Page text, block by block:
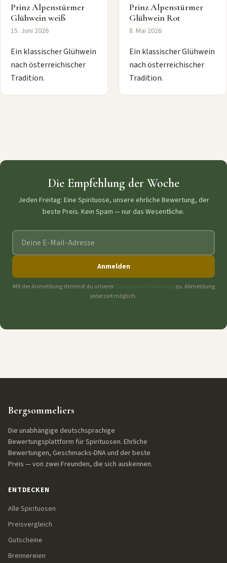
Prinz Alpenstürmer
Glühwein weiß
15. Juni 2026
Ein klassischer Glühwein
nach österreichischer
Tradition.
Prinz Alpenstürmer
Glühwein Rot
8. Mai 2026
Ein klassischer Glühwein
nach österreichischer
Tradition.
Die Empfehlung der Woche
Jeden Freitag: Eine Spirituose, unsere ehrliche Bewertung, der
beste Preis. Kein Spam — nur das Wesentliche.
E-Mail-Adresse
Anmelden
Mit der Anmeldung stimmst du unserer
zu. Abmeldung
jederzeit möglich.
Bergsommeliers
Die unabhängige deutschsprachige
Bewertungsplattform für Spirituosen. Ehrliche
Bewertungen, Geschmacks-DNA und der beste
Preis — von zwei Freunden, die sich auskennen.
ENTDECKEN
Alle Spirituosen
Preisvergleich
Gutscheine
Brennereien